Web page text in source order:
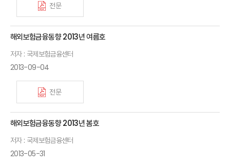
전문
해외보험금융동향 2013년 여름호
저자 : 국제보험금융센터
2013-09-04
전문
해외보험금융동향 2013년 봄호
저자 : 국제보험금융센터
2013-05-31